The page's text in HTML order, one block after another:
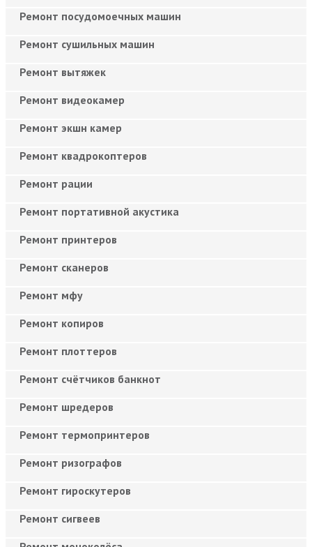
Ремонт посудомоечных машин
Ремонт сушильных машин
Ремонт вытяжек
Ремонт видеокамер
Ремонт экшн камер
Ремонт квадрокоптеров
Ремонт рации
Ремонт портативной акустика
Ремонт принтеров
Ремонт сканеров
Ремонт мфу
Ремонт копиров
Ремонт плоттеров
Ремонт счётчиков банкнот
Ремонт шредеров
Ремонт термопринтеров
Ремонт ризографов
Ремонт гироскутеров
Ремонт сигвеев